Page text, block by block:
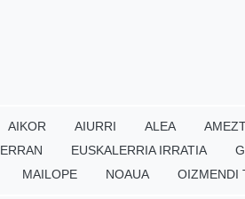
AIKOR AIURRI ALEA
ERRAN EUSKALERRIA IRRATIA
MAILOPE NOAUA OIZMENDI